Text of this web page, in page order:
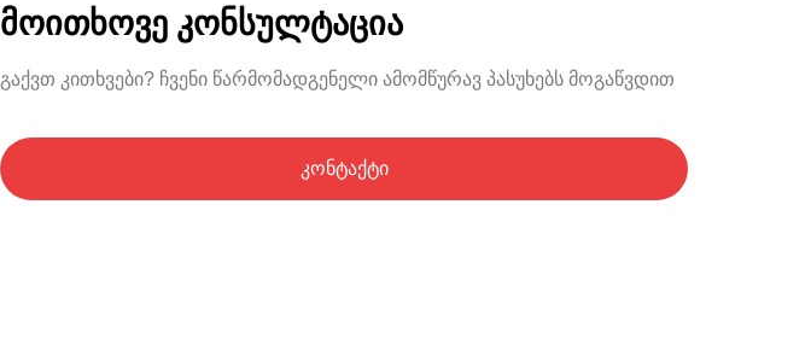
მოითხოვე კონსულტაცია
გაქვთ კითხვები? ჩვენი წარმომადგენელი ამომწურავ პასუხებს მოგაწვდით
კონტაქტი